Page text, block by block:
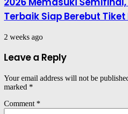
Terbaik Siap Berebut Tiket
2 weeks ago
Leave a Reply
Your email address will not be
marked *
Comment *